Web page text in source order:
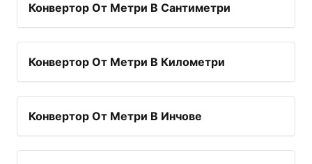
Конвертор От Метри В Сантиметри
Конвертор От Метри В Километри
Конвертор От Метри В Инчове